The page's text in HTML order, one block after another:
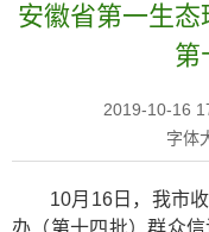
安徽省第一生
第
2019-10-16
字体
10月16日，我市